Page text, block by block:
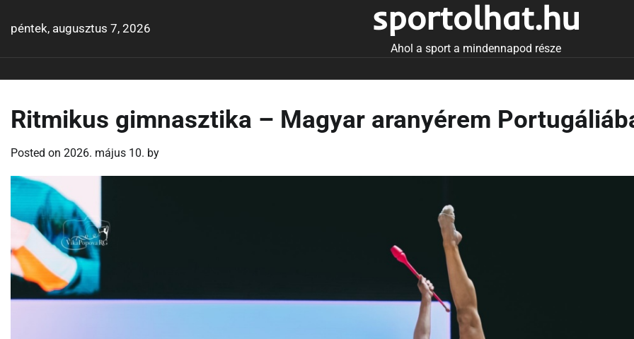
péntek, augusztus 7, 2026 sportolhat.hu
Ahol a sport a mindennapod része
Ritmikus gimnasztika – Magyar aranyérem
Posted on 2026. május 10. by